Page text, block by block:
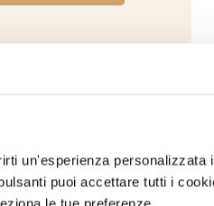
un'esperienza
puoi accettare tutti i
preparazioni